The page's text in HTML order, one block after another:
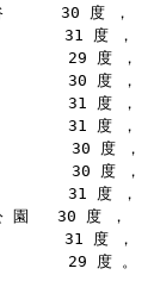
30 度 ，
31 度 ，
29 度 ，
30 度 ，
31 度 ，
31 度 ，
30 度 ，
30 度 ，
31 度 ，
園   30 度 ，
31 度 ，
29 度 。